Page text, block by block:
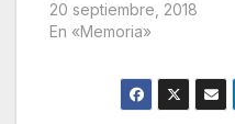
ataques à democracia
Juca Guimarães Há 97
setembro de 1921,
nascia o educador
20 septiembre, 2018
En «Memoria»